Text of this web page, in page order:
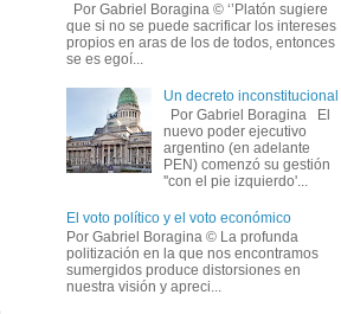
Por Gabriel Boragina © ‘’Platón sugiere
que si no se puede sacrificar los intereses
propios en aras de los de todos, entonces
se es egoí...
Un decreto inconstitucional
Por Gabriel Boragina El
nuevo poder ejecutivo
argentino (en adelante
PEN) comenzó su gestión
''con el pie izquierdo'...
El voto político y el voto económico
Por Gabriel Boragina © La profunda
politización en la que nos encontramos
sumergidos produce distorsiones en
nuestra visión y apreci...